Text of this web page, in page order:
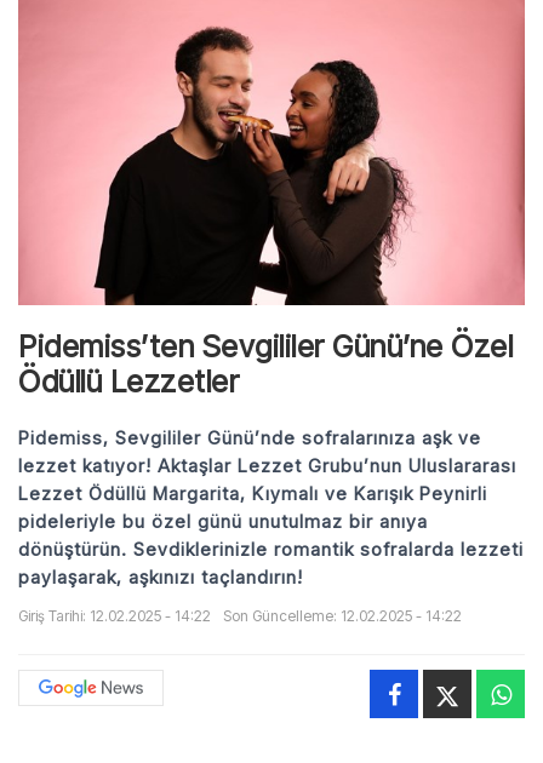
Pidemiss’ten Sevgililer Günü’ne Özel
Ödüllü Lezzetler
Pidemiss, Sevgililer Günü’nde sofralarınıza aşk ve
lezzet katıyor! Aktaşlar Lezzet Grubu’nun Uluslararası
Lezzet Ödüllü Margarita, Kıymalı ve Karışık Peynirli
pideleriyle bu özel günü unutulmaz bir anıya
dönüştürün. Sevdiklerinizle romantik sofralarda lezzeti
paylaşarak, aşkınızı taçlandırın!
Giriş Tarihi: 12.02.2025 - 14:22 Son Güncelleme: 12.02.2025 - 14:22